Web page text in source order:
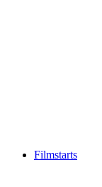
Filmstarts